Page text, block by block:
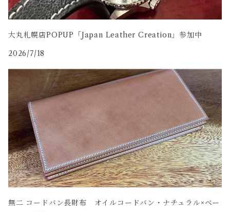
大丸札幌店POPUP「Japan Leather Creation」参加中
2026/7/18
無二 コードバン長財布 オイルコードバン・ナチュラル×ベー